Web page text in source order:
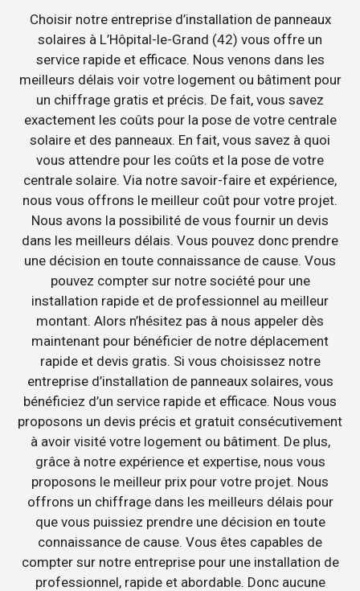
Choisir notre entreprise d’installation de panneaux
solaires à L’Hôpital-le-Grand (42) vous offre un
service rapide et efficace. Nous venons dans les
meilleurs délais voir votre logement ou bâtiment pour
un chiffrage gratis et précis. De fait, vous savez
exactement les coûts pour la pose de votre centrale
solaire et des panneaux. En fait, vous savez à quoi
vous attendre pour les coûts et la pose de votre
centrale solaire. Via notre savoir-faire et expérience,
nous vous offrons le meilleur coût pour votre projet.
Nous avons la possibilité de vous fournir un devis
dans les meilleurs délais. Vous pouvez donc prendre
une décision en toute connaissance de cause. Vous
pouvez compter sur notre société pour une
installation rapide et de professionnel au meilleur
montant. Alors n’hésitez pas à nous appeler dès
maintenant pour bénéficier de notre déplacement
rapide et devis gratis. Si vous choisissez notre
entreprise d’installation de panneaux solaires, vous
bénéficiez d’un service rapide et efficace. Nous vous
proposons un devis précis et gratuit consécutivement
à avoir visité votre logement ou bâtiment. De plus,
grâce à notre expérience et expertise, nous vous
proposons le meilleur prix pour votre projet. Nous
offrons un chiffrage dans les meilleurs délais pour
que vous puissiez prendre une décision en toute
connaissance de cause. Vous êtes capables de
compter sur notre entreprise pour une installation de
professionnel, rapide et abordable. Donc aucune